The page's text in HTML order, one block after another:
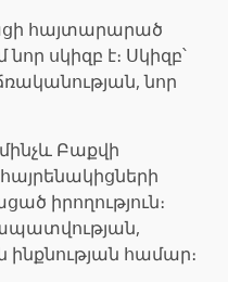
հայտարարած
սկիզբ է։ Սկիզբ՝
նոր
Բաքվի
իրողություն։
համար։